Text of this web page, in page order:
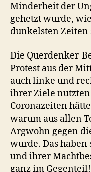
Minderheit der
gehetzt wurde,
dunkelsten Zeiten
Die Querdenker-
Protest aus der
auch linke und
ihrer Ziele
Coronazeiten
warum aus allen
Argwohn gegen
wurde. Das
und ihrer
ganz im